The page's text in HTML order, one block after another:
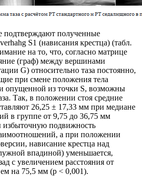
подтверждают полученные
S1 (нависания крестца) (табл.
на то, что, согласно матрице
(граф) между вершинами
G) относительно таза постоянно,
при смене положения тела
опущенной из точки S, возможны
Так, в положении стоя средние
26,25 ± 17,33 мм при медиане
в группе от 9,75 до 36,75 мм
избыточную подвижность
а при положении
нависание крестца над
впадиной) уменьшается,
с увеличением расстояния от
на 75,5 мм (p < 0,001).